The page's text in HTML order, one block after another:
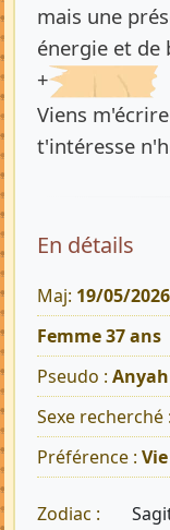
mais une
énergie et de
+
Viens
t'intéresse
En détails
Maj: 19/05/2026
Femme 37 ans
Pseudo : Anyah
Sexe recherché :
Préférence :
Zodiac :